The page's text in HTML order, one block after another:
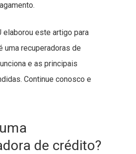
elaborou este artigo para
uma recuperadoras de
e as principais
Continue conosco e
de crédito?